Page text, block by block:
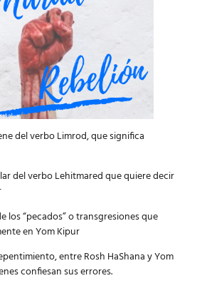
del verbo Limrod, que significa
del verbo Lehitmared que quiere decir
los “pecados” o transgresiones que
en Yom Kipur
entre Rosh HaShana y Yom
confiesan sus errores.